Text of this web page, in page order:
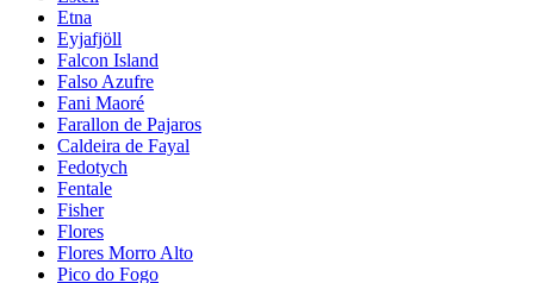
Etna
Eyjafjöll
Falcon Island
Falso Azufre
Fani Maoré
Farallon de Pajaros
Caldeira de Fayal
Fedotych
Fentale
Fisher
Flores
Flores Morro Alto
Pico do Fogo